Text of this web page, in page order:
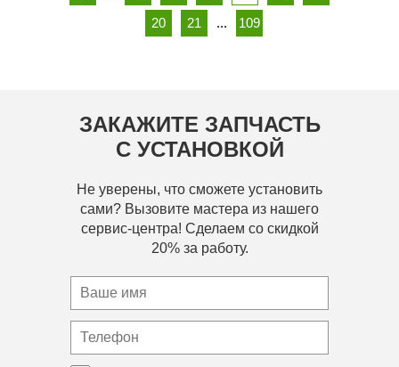
20 21 ... 109
ЗАКАЖИТЕ ЗАПЧАСТЬ
С УСТАНОВКОЙ
Не уверены, что сможете установить
сами? Вызовите мастера из нашего
сервис-центра! Сделаем со скидкой
20% за работу.